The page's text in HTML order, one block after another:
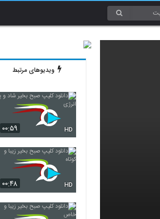
ویدیوهای مرتبط
۰۰:۵۹ HD
۰۰:۴۸ HD